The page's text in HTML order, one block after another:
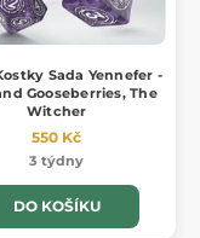
Sada Yennefer -
Gooseberries, The
Witcher
550 Kč
3 týdny
DO KOŠÍKU